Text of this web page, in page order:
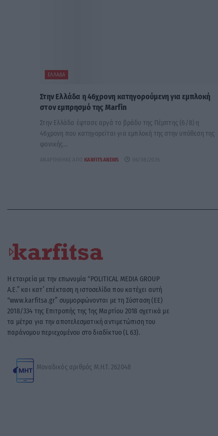
ΕΛΛΆΔΑ
Στην Ελλάδα η 46χρονη κατηγορούμενη για εμπλοκή
στον εμπρησμό της Marfin
Στην Ελλάδα έφτασε αργά το βράδυ της Πέμπτης (6/8) η
46χρονη που κατηγορείται για εμπλοκή της στην υπόθεση της
φονικής...
ΑΝΑΡΤΉΘΗΚΕ ΑΠΌ KARFITSANEWS 06/08/2026
Η εταιρεία με την επωνυμία “POLITICAL MEDIA GROUP
A.E.” και κατ’ επέκταση η ιστοσελίδα που κατέχει αυτή
“www.karfitsa.gr” συμμορφώνονται με τη Σύσταση (ΕΕ)
2018/334 της Επιτροπής της 1ης Μαρτίου 2018 σχετικά με
τα μέτρα για την αποτελεσματική αντιμετώπιση του
παράνομου περιεχομένου στο διαδίκτυο (L 63).
Μοναδικός αριθμός Μ.Η.Τ. 262048